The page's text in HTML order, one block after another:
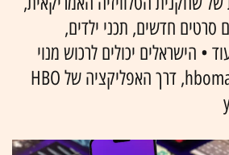
סרטים חדשים, תכני ילדים,
• הישראלים יכולים לרכוש מנוי
ישירות באתר hbomax.com, דרך האפליקציה של HBO